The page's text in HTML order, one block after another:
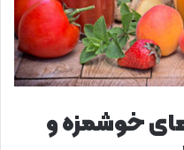
های خوشمزه و